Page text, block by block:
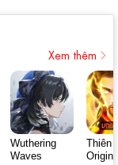
Xem thêm
Wuthering
Waves
Thiên
Origin